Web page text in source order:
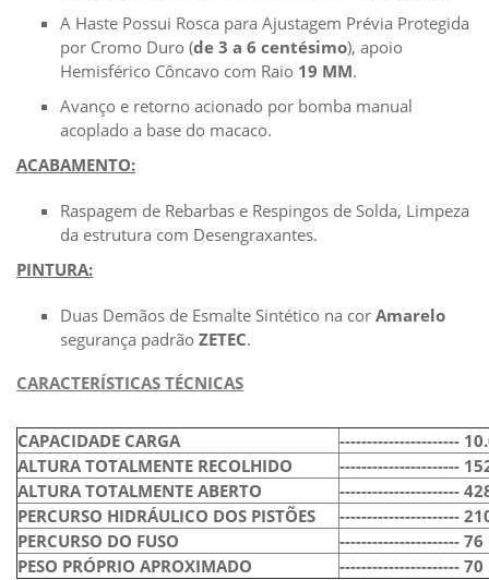
A Haste Possui Rosca para Ajustagem Prévia Protegida
por Cromo Duro (de 3 a 6 centésimo), apoio
Hemisférico Côncavo com Raio 19 MM.
Avanço e retorno acionado por bomba manual
acoplado a base do macaco.
ACABAMENTO:
Raspagem de Rebarbas e Respingos de Solda, Limpeza
da estrutura com Desengraxantes.
PINTURA:
Duas Demãos de Esmalte Sintético na cor Amarelo
segurança padrão ZETEC.
CARACTERÍSTICAS TÉCNICAS
CAPACIDADE CARGA ----------------------
ALTURA TOTALMENTE RECOLHIDO
----------------------
ALTURA TOTALMENTE ABERTO
----------------------
PERCURSO HIDRÁULICO DOS PISTÕES
----------------------
PERCURSO DO FUSO
----------------------
PESO PRÓPRIO APROXIMADO
----------------------